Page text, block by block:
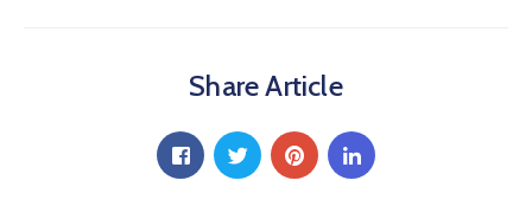
Share Article